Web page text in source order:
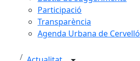
Participació
Transparència
Agenda Urbana de Cervelló